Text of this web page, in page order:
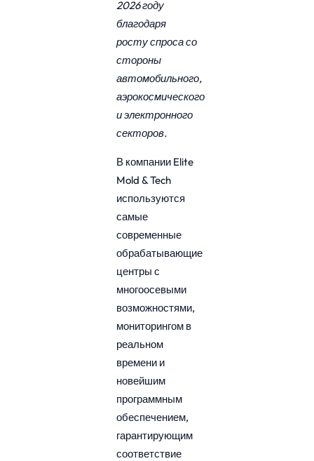
2026 году
благодаря
росту спроса со
стороны
автомобильного,
аэрокосмического
и электронного
секторов.
В компании Elite
Mold & Tech
используются
самые
современные
обрабатывающие
центры с
многоосевыми
возможностями,
мониторингом в
реальном
времени и
новейшим
программным
обеспечением,
гарантирующим
соответствие